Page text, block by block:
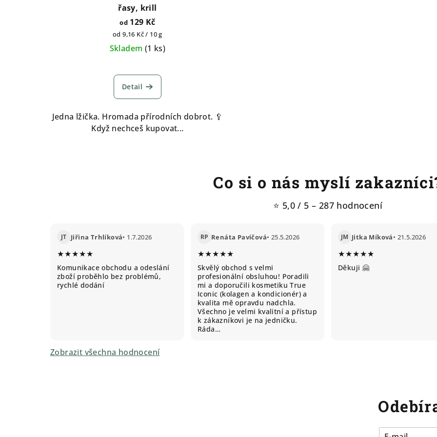
řasy, krill
od129 Kč
Měrná
cena:
od 9,16 Kč / 10 g
Skladem (1 ks)
Detail
Jedna lžička. Hromada přírodních dobrot. 🥄
Když nechceš kupovat...
Co si o nás myslí
⭐ 5,0 / 5 – 287 hodnocení
JT Jiřina Trhlíková• 1.7.2026
★★★★★
Komunikace obchodu a odeslání
zboží proběhlo bez problémů,
rychlé dodání
RP Renáta Pavičová• 25.5.2026
★★★★★
Skvělý obchod s velmi
profesionální obsluhou! Poradili
mi a doporučili kosmetiku True
Iconic (kolagen a kondicionér) a
kvalita mě opravdu nadchla.
Všechno je velmi kvalitní a přístup
k zákazníkovi je na jedničku.
Ráda…
JM Jitka Míková• 21.5.2026
★★★★★
Děkuji 🤗
Zobrazit všechna hodnocení